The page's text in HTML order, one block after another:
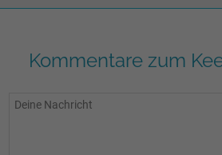
Kommentare zum